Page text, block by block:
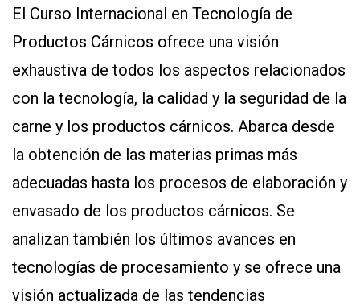
El Curso Internacional en Tecnología de
Productos Cárnicos ofrece una visión
exhaustiva de todos los aspectos relacionados
con la tecnología, la calidad y la seguridad de la
carne y los productos cárnicos. Abarca desde
la obtención de las materias primas más
adecuadas hasta los procesos de elaboración y
envasado de los productos cárnicos. Se
analizan también los últimos avances en
tecnologías de procesamiento y se ofrece una
visión actualizada de las tendencias